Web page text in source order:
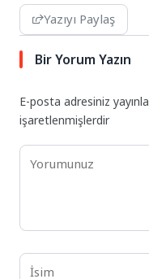
Yazıyı Paylaş
Bir Yorum Yazın
E-posta adresiniz
işaretlenmişlerdir